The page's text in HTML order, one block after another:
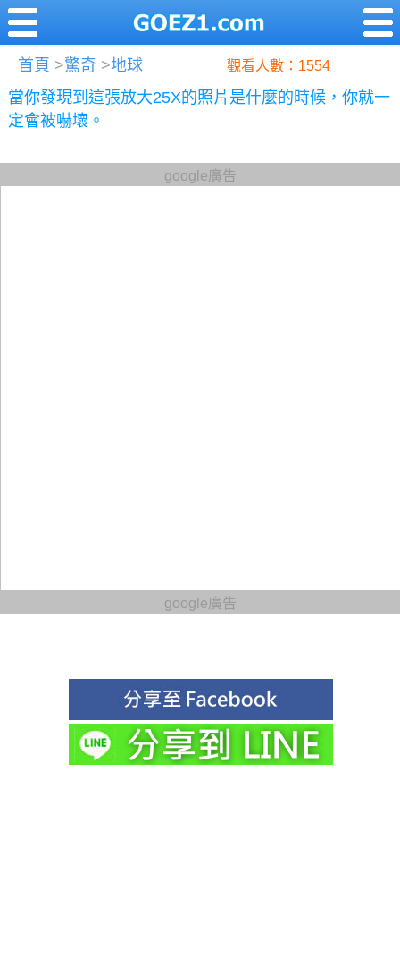
首頁 >驚奇 >地球 觀看人數：1554
當你發現到這張放大25X的照片是什麼的時候，你就一
定會被嚇壞。
google廣告
google廣告